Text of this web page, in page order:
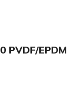
PVDF/EPDM